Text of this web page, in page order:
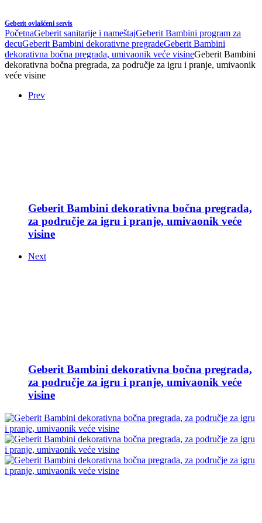
Geberit ovlašćeni servis
PočetnaGeberit sanitarije i nameštajGeberit Bambini program za
decuGeberit Bambini dekorativne pregradeGeberit Bambini
dekorativna bočna pregrada, umivaonik veće visineGeberit Bambini
dekorativna bočna pregrada, za područje za igru i pranje, umivaonik
veće visine
Prev
Geberit Bambini dekorativna bočna pregrada,
za područje za igru i pranje, umivaonik veće
visine
Next
Geberit Bambini dekorativna bočna pregrada,
za područje za igru i pranje, umivaonik veće
visine